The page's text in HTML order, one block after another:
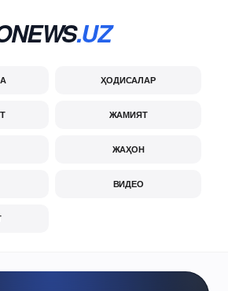
.UZ
ҲОДИСАЛАР
ЖАМИЯТ
ЖАҲОН
ВИДЕО